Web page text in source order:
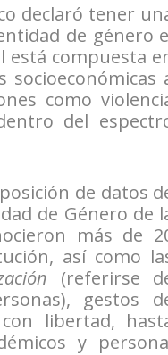
declaró tener
de género
está compuesta
socioeconómicas
como
del
de datos
de Género de
más de
así como
(referirse
gestos
libertad,
y